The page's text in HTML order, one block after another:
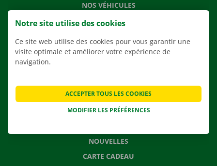
NOS VÉHICULES
NOS SERVICES
APPLI
CONTACTEZ NOUS
NOUVELLES
CARTE CADEAU
Notre site utilise des cookies
Ce site web utilise des cookies pour vous garantir une
visite optimale et améliorer votre expérience de
navigation.
MODIFIER LES PRÉFÉRENCES
ACCEPTER TOUS LES COOKIES